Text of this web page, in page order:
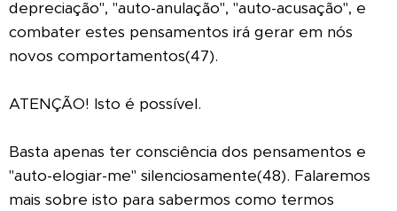
depreciação", "auto-anulação", "auto-acusação", e
combater estes pensamentos irá gerar em nós
novos comportamentos(47).
ATENÇÃO! Isto é possível.
Basta apenas ter consciência dos pensamentos e
"auto-elogiar-me" silenciosamente(48). Falaremos
mais sobre isto para sabermos como termos